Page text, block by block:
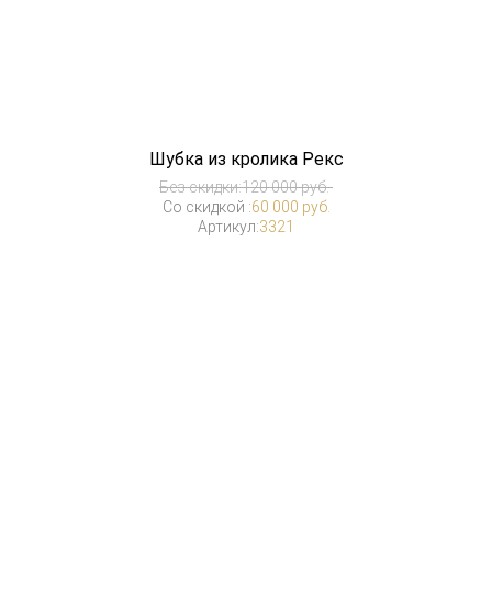
Шубка из кролика Рекс
Без скидки:120 000 руб.
Со скидкой :60 000 руб.
Артикул:3321